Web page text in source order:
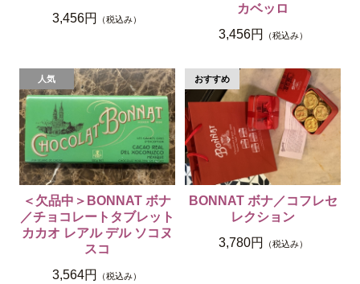
3,456円
（税込み）
カベッロ
3,456円
（税込み）
＜欠品中＞BONNAT ボナ
／チョコレートタブレット
カカオ レアル デル ソコヌ
スコ
3,564円
（税込み）
BONNAT ボナ／コフレセ
レクション
3,780円
（税込み）